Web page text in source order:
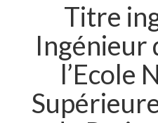
Titre
Ingénieur
l’Ecole